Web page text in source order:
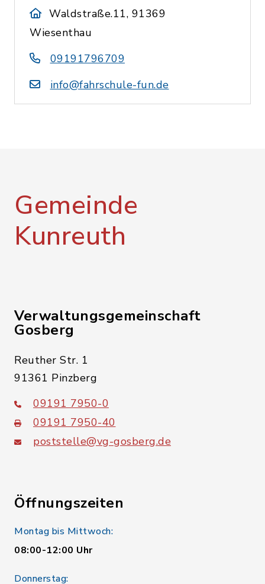
Waldstraße.11, 91369
Wiesenthau
09191796709
info@fahrschule-fun.de
Gemeinde
Kunreuth
Verwaltungsgemeinschaft
Gosberg
Reuther Str. 1
91361 Pinzberg
09191 7950-0
09191 7950-40
poststelle@vg-gosberg.de
Öffnungszeiten
Montag bis Mittwoch:
08:00-12:00 Uhr
Donnerstag: